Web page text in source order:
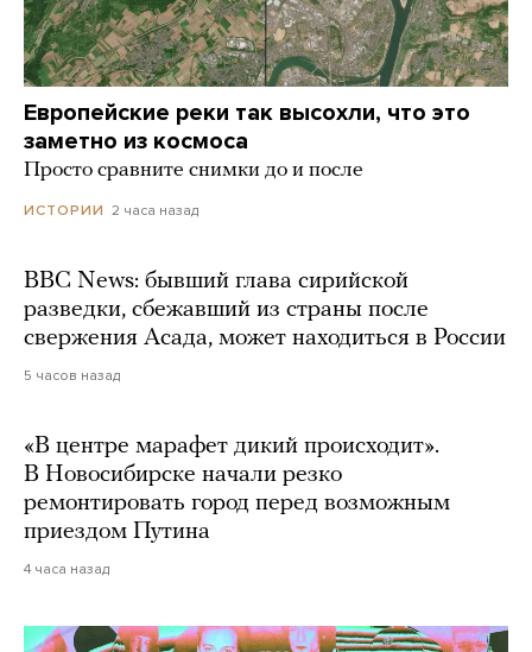
Европейские реки так высохли, что это
заметно из космоса
Просто сравните снимки до и после
ИСТОРИИ 2 часа назад
BBC News: бывший глава сирийской
разведки, сбежавший из страны после
свержения Асада, может находиться в России
5 часов назад
«В центре марафет дикий происходит».
В Новосибирске начали резко
ремонтировать город перед возможным
приездом Путина
4 часа назад